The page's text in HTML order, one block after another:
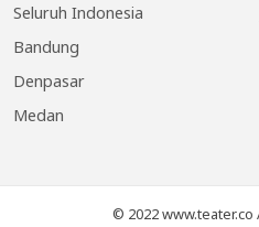
Seluruh Indonesia
Bandung
Denpasar
Medan
© 2022